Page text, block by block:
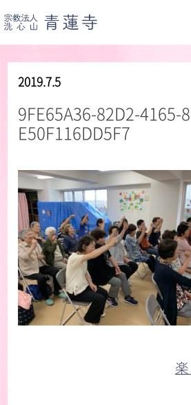
2019.7.5
9FE65A36-82D2-4165-
E50F116DD5F7